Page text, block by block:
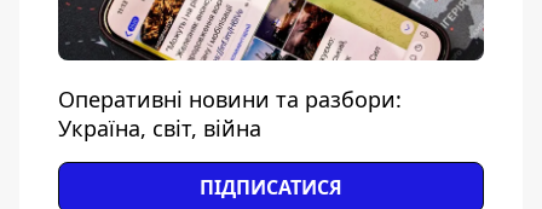
Оперативні новини та разбори:
Україна, світ, війна
ПІДПИСАТИСЯ